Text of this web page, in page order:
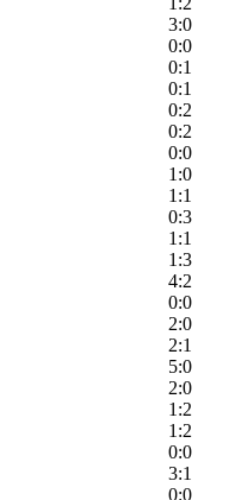
3:0
0:0
0:1
0:1
0:2
0:2
0:0
1:0
1:1
0:3
1:1
1:3
4:2
0:0
2:0
2:1
5:0
2:0
1:2
1:2
0:0
3:1
0:0